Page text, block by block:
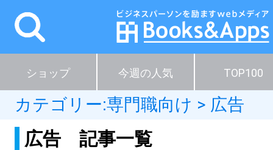
ショップ 今週の人気 TOP100
カテゴリー:専門職向け > 広告
広告 記事一覧